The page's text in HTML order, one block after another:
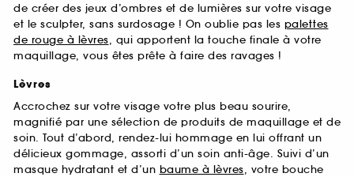
de créer des jeux d’ombres et de lumières sur votre visage
et le sculpter, sans surdosage ! On oublie pas les palettes
de rouge à lèvres, qui apportent la touche finale à votre
maquillage, vous êtes prête à faire des ravages !
Lèvres
Accrochez sur votre visage votre plus beau sourire,
magnifié par une sélection de produits de maquillage et de
soin. Tout d’abord, rendez-lui hommage en lui offrant un
délicieux gommage, assorti d’un soin anti-âge. Suivi d’un
masque hydratant et d’un baume à lèvres, votre bouche